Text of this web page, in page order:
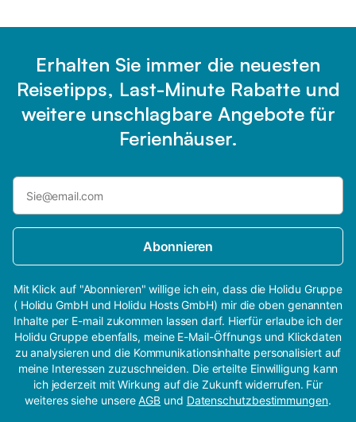
Erhalten Sie immer die neuesten
Reisetipps, Last-Minute Rabatte und
weitere unschlagbare Angebote für
Ferienhäuser.
Abonnieren
Mit Klick auf "Abonnieren" willige ich ein, dass die Holidu Gruppe
( Holidu GmbH und Holidu Hosts GmbH) mir die oben genannten
Inhalte per E-mail zukommen lassen darf. Hierfür erlaube ich der
Holidu Gruppe ebenfalls, meine E-Mail-Öffnungs und Klickdaten
zu analysieren und die Kommunikationsinhalte personalisiert auf
meine Interessen zuzuschneiden. Die erteilte Einwilligung kann
ich jederzeit mit Wirkung auf die Zukunft widerrufen. Für
weiteres siehe unsereAGB und Datenschutzbestimmungen.